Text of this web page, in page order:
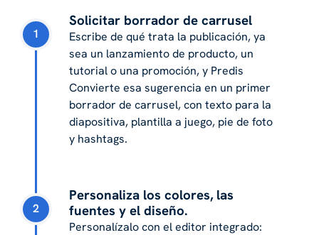
1
Solicitar borrador de carrusel
Escribe de qué trata la publicación, ya
sea un lanzamiento de producto, un
tutorial o una promoción, y Predis
Convierte esa sugerencia en un primer
borrador de carrusel, con texto para la
diapositiva, plantilla a juego, pie de foto
y hashtags.
2
Personaliza los colores, las
fuentes y el diseño.
Personalízalo con el editor integrado: